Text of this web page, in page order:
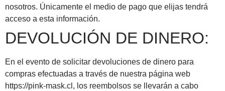
nosotros. Únicamente el medio de pago que elijas tendrá
acceso a esta información.
DEVOLUCIÓN DE DINERO:
En el evento de solicitar devoluciones de dinero para
compras efectuadas a través de nuestra página web
https://pink-mask.cl, los reembolsos se llevarán a cabo